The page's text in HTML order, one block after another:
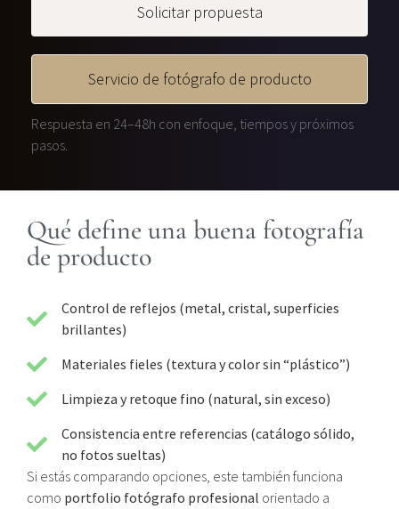
Solicitar propuesta
Servicio de fotógrafo de producto
Respuesta en 24–48h con enfoque, tiempos y próximos
pasos.
Qué define una buena fotografía
de producto
Control de reflejos (metal, cristal, superficies
brillantes)
Materiales fieles (textura y color sin “plástico”)
Limpieza y retoque fino (natural, sin exceso)
Consistencia entre referencias (catálogo sólido,
no fotos sueltas)
Si estás comparando opciones, este también funciona
como portfolio fotógrafo profesional orientado a